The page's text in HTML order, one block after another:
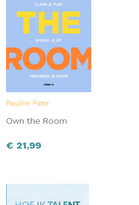
Pauline Pater
Own the Room
€ 21,99